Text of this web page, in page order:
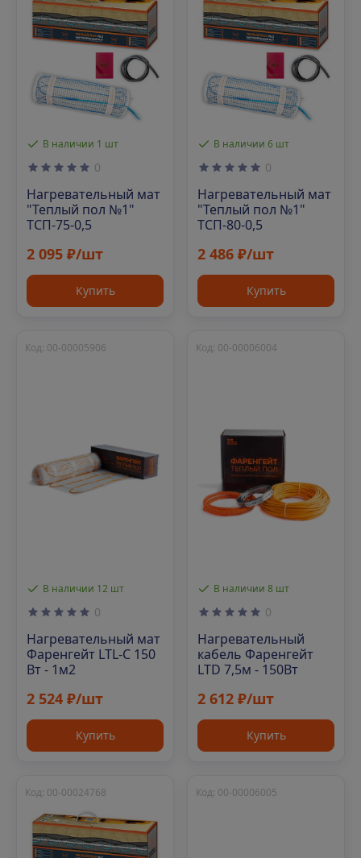
В наличии 1 шт
0
Нагревательный мат
"Теплый пол №1"
ТСП-75-0,5
2 095 ₽/шт
Купить
В наличии 6 шт
0
Нагревательный мат
"Теплый пол №1"
ТСП-80-0,5
2 486 ₽/шт
Купить
В наличии 12 шт
Код: 00-00005906
0
Нагревательный мат
Фаренгейт LTL-C 150
Вт - 1м2
2 524 ₽/шт
Купить
В наличии 8 шт
Код: 00-00006004
0
Нагревательный
кабель Фаренгейт
LTD 7,5м - 150Вт
2 612 ₽/шт
Купить
Код: 00-00024768 Код: 00-00006005